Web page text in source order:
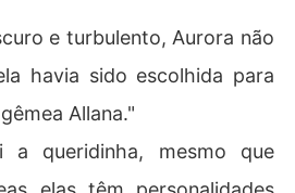
e turbulento, Aurora não
havia sido escolhida para
Allana."
a queridinha, mesmo que